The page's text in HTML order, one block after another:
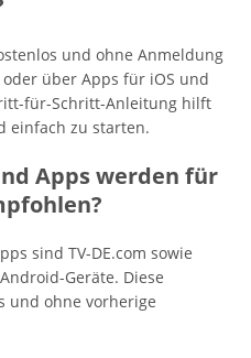
und ohne Anmeldung
über Apps für iOS und
für-Schritt-Anleitung hilft
einfach zu starten.
Apps werden für
sind TV-DE.com sowie
Geräte. Diese
und ohne vorherige